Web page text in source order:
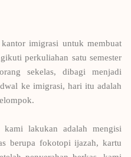
imigrasi untuk membuat
perkuliahan satu semester
sekelas, dibagi menjadi
ke imigrasi, hari itu adalah
lakukan adalah mengisi
berupa fokotopi ijazah, kartu